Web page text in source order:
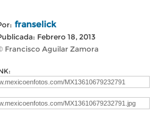
franselick
Febrero 18, 2013
Francisco Aguilar Zamora